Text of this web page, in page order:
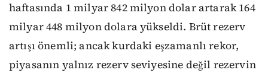
haftasında 1 milyar 842 milyon dolar artarak 164
milyar 448 milyon dolara yükseldi. Brüt rezerv
artışı önemli; ancak kurdaki eşzamanlı rekor,
piyasanın yalnız rezerv seviyesine değil rezervin